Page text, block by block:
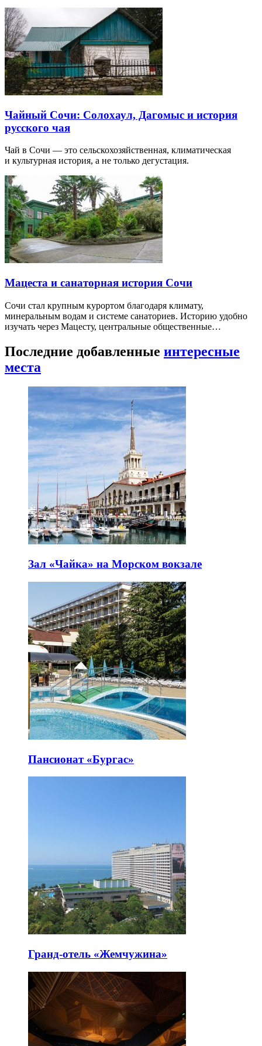
Чайный Сочи: Солохаул, Дагомыс и история
русского чая
Чай в Сочи — это сельскохозяйственная, климатическая
и культурная история, а не только дегустация.
Мацеста и санаторная история Сочи
Сочи стал крупным курортом благодаря климату,
минеральным водам и системе санаториев. Историю удобно
изучать через Мацесту, центральные общественные…
Последние добавленные интересные
места
Зал «Чайка» на Морском вокзале
Пансионат «Бургас»
Гранд-отель «Жемчужина»